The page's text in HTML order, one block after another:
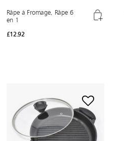
Râpe à Fromage, Râpe 6
en 1
£12.92